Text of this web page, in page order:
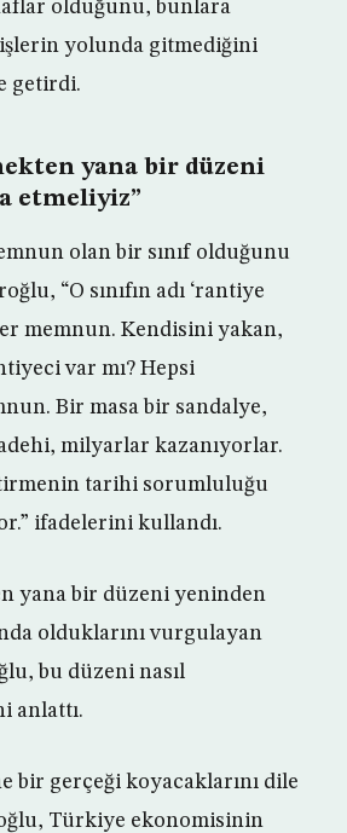
olduğunu, bunlara
işlerin yolunda gitmediğini
getirdi.
yana bir düzeni
etmeliyiz”
olan bir sınıf olduğunu
“O sınıfın adı ‘rantiye
memnun. Kendisini yakan,
var mı? Hepsi
Bir masa bir sandalye,
milyarlar kazanıyorlar.
tarihi sorumluluğu
ifadelerini kullandı.
yana bir düzeni yeninden
olduklarını vurgulayan
bu düzeni nasıl
anlattı.
bir gerçeği koyacaklarını dile
Türkiye ekonomisinin